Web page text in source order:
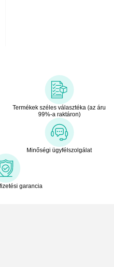
Termékek széles választéka (az áru
99%-a raktáron)
Minőségi ügyfélszolgálat
garancia